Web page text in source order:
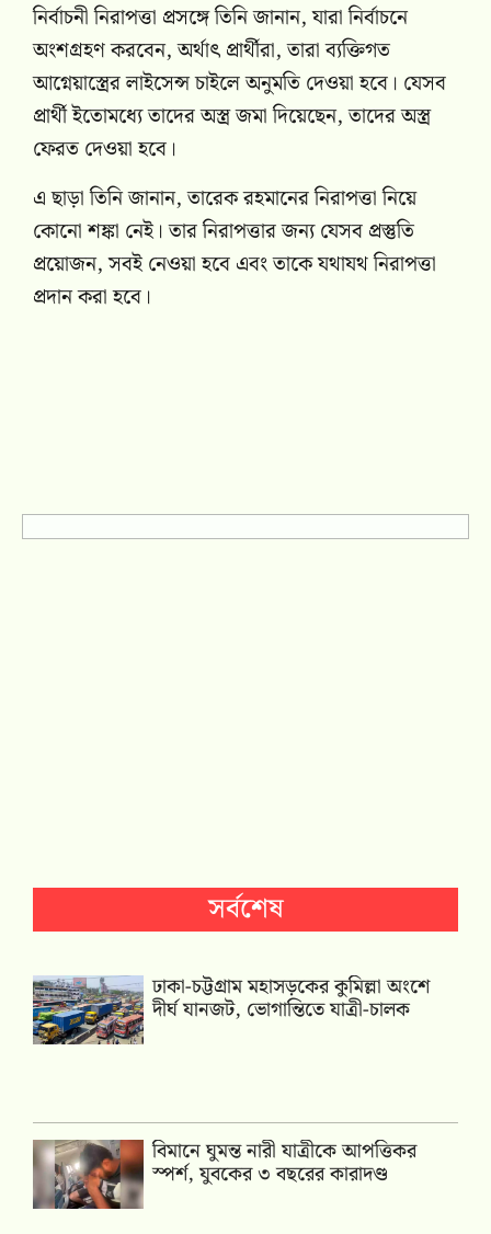
নির্বাচনী নিরাপত্তা প্রসঙ্গে তিনি জানান, যারা নির্বাচনে
অংশগ্রহণ করবেন, অর্থাৎ প্রার্থীরা, তারা ব্যক্তিগত
আগ্নেয়াস্ত্রের লাইসেন্স চাইলে অনুমতি দেওয়া হবে। যেসব
প্রার্থী ইতোমধ্যে তাদের অস্ত্র জমা দিয়েছেন, তাদের অস্ত্র
ফেরত দেওয়া হবে।
এ ছাড়া তিনি জানান, তারেক রহমানের নিরাপত্তা নিয়ে
কোনো শঙ্কা নেই। তার নিরাপত্তার জন্য যেসব প্রস্তুতি
প্রয়োজন, সবই নেওয়া হবে এবং তাকে যথাযথ নিরাপত্তা
প্রদান করা হবে।
সর্বশেষ
ঢাকা-চট্টগ্রাম মহাসড়কের কুমিল্লা অংশে
দীর্ঘ যানজট, ভোগান্তিতে যাত্রী-চালক
বিমানে ঘুমন্ত নারী যাত্রীকে আপত্তিকর
স্পর্শ, যুবকের ৩ বছরের কারাদণ্ড